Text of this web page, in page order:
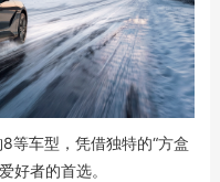
等车型，凭借独特的“方盒
好者的首选。